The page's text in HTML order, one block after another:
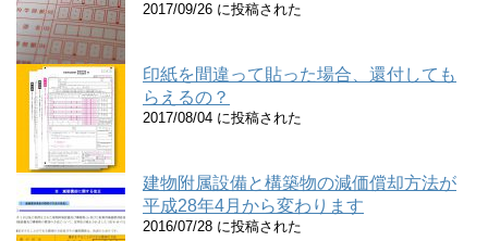
2017/09/26 に投稿された
印紙を間違って貼った場合、還付しても
らえるの？
2017/08/04 に投稿された
建物附属設備と構築物の減価償却方法が
平成28年4月から変わります
2016/07/28 に投稿された